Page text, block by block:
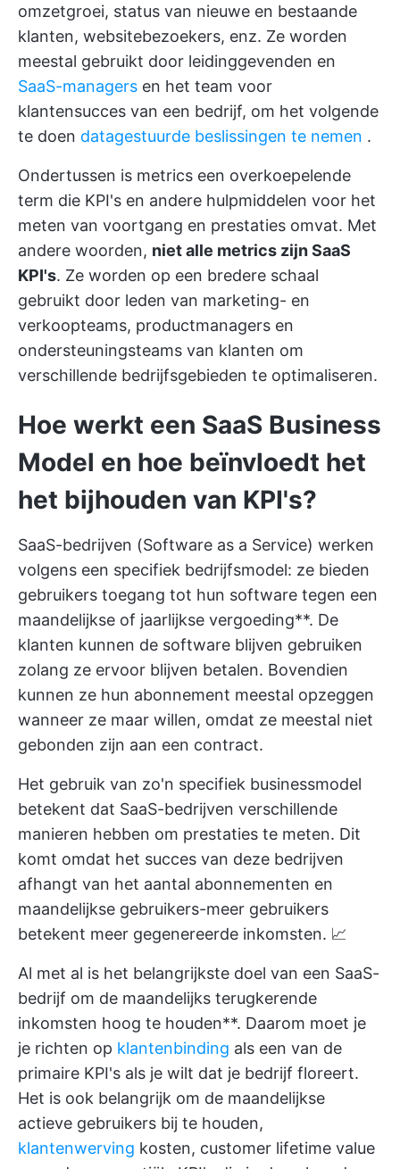
omzetgroei, status van nieuwe en bestaande
klanten, websitebezoekers, enz. Ze worden
meestal gebruikt door leidinggevenden en
SaaS-managers en het team voor
klantensucces van een bedrijf, om het volgende
te doen datagestuurde beslissingen te nemen .
Ondertussen is metrics een overkoepelende
term die KPI's en andere hulpmiddelen voor het
meten van voortgang en prestaties omvat. Met
andere woorden, niet alle metrics zijn SaaS
KPI's. Ze worden op een bredere schaal
gebruikt door leden van marketing- en
verkoopteams, productmanagers en
ondersteuningsteams van klanten om
verschillende bedrijfsgebieden te optimaliseren.
Hoe werkt een SaaS Business
Model en hoe beïnvloedt het
het bijhouden van KPI's?
SaaS-bedrijven (Software as a Service) werken
volgens een specifiek bedrijfsmodel: ze bieden
gebruikers toegang tot hun software tegen een
maandelijkse of jaarlijkse vergoeding**. De
klanten kunnen de software blijven gebruiken
zolang ze ervoor blijven betalen. Bovendien
kunnen ze hun abonnement meestal opzeggen
wanneer ze maar willen, omdat ze meestal niet
gebonden zijn aan een contract.
Het gebruik van zo'n specifiek businessmodel
betekent dat SaaS-bedrijven verschillende
manieren hebben om prestaties te meten. Dit
komt omdat het succes van deze bedrijven
afhangt van het aantal abonnementen en
maandelijkse gebruikers-meer gebruikers
betekent meer gegenereerde inkomsten. 📈
Al met al is het belangrijkste doel van een SaaS-
bedrijf om de maandelijks terugkerende
inkomsten hoog te houden**. Daarom moet je
je richten op klantenbinding als een van de
primaire KPI's als je wilt dat je bedrijf floreert.
Het is ook belangrijk om de maandelijkse
actieve gebruikers bij te houden,
klantenwerving kosten, customer lifetime value